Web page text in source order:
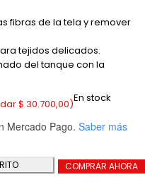
fibras de la tela y remover
tejidos delicados.
del tanque con la
$ 30.700,00)En stock
Mercado Pago. Saber más
COMPRAR AHORA